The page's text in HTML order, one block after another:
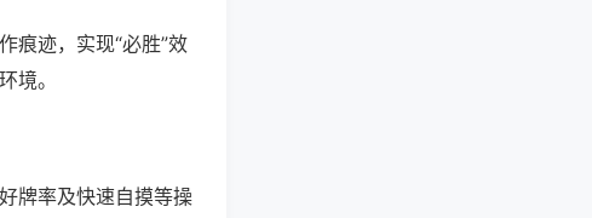
痕迹，实现“必胜”效
境。
牌率及快速自摸等操